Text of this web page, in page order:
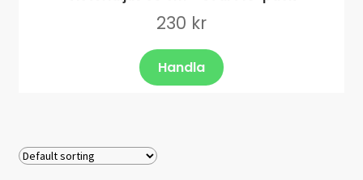
230 kr
Handla